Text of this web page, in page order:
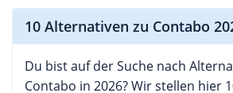
10 Alternativen zu Contabo
Du bist auf der Suche nach
Contabo in 2026? Wir stellen hier